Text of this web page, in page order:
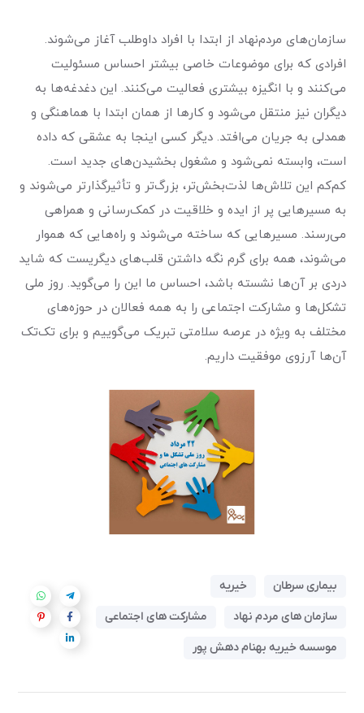
سازمان‌های مردم‌نهاد از ابتدا با افراد داوطلب آغاز می‌شوند.
افرادی که برای موضوعات خاصی بیشتر احساس مسئولیت
می‌کنند و با انگیزه بیشتری فعالیت می‌کنند. این دغدغه‌ها به
دیگران نیز منتقل می‌شود و کارها از همان ابتدا با هماهنگی و
همدلی به جریان می‌افتد. دیگر کسی اینجا به عشقی که داده
است، وابسته نمی‌شود و مشغول بخشیدن‌های جدید است.
کم‌کم این تلاش‌ها لذت‌بخش‌تر، بزرگ‌تر و تأثیرگذارتر می‌شوند و
به مسیرهایی پر از ایده و خلاقیت در کمک‌رسانی و همراهی
می‌رسند. مسیرهایی که ساخته می‌شوند و راه‌هایی که هموار
می‌شوند، همه برای گرم نگه داشتن قلب‌های دیگریست که شاید
دردی بر آن‌ها نشسته باشد، احساس ما این را می‌گوید. روز ملی
تشکل‌ها و مشارکت اجتماعی را به همه فعالان در حوزه‌های
مختلف به ویژه در عرصه سلامتی تبریک می‌گوییم و برای تک‌تک
آن‌ها آرزوی موفقیت داریم.
بیماری سرطان
خیریه
سازمان های مردم نهاد
مشارکت های اجتماعی
موسسه خیریه بهنام دهش پور